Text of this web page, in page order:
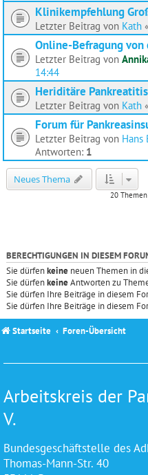
Klinikempfehlung
Letzter Beitrag von Kath
Online-Befragung von
Letzter Beitrag von
14:44
Heriditäre
Letzter Beitrag von Kath
Forum für
Letzter Beitrag von Hans
Antworten: 1
Neues Thema
20
BERECHTIGUNGEN IN DIESEM
Sie dürfenkeine neuen Themen in
Sie dürfenkeineAntworten zu
Sie dürfen Ihre Beiträge in diesem
Sie dürfen Ihre Beiträge in diesem
Startseite Foren-Übersicht
Arbeitskreis der
V.
Bundesgeschäftstelle des
Thomas-Mann-Str. 40